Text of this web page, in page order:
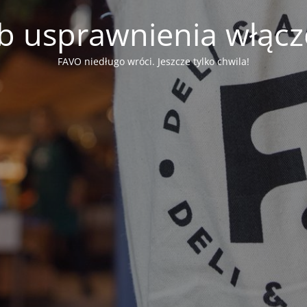
usprawnienia
FAVO niedługo wróci. Jeszcze tylko chwila!